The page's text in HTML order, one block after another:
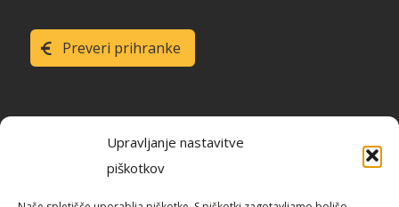
Upravljanje nastavitve
piškotkov
Preveri prihranke